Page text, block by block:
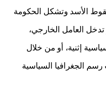
الأسد وتشكل الحكومة
تدخل العامل الخارجي،
إثنية، أو من خلال
رسم الجغرافيا السياسية